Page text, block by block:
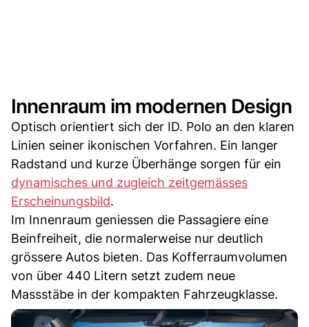
Innenraum im modernen Design
Optisch orientiert sich der ID. Polo an den klaren
Linien seiner ikonischen Vorfahren. Ein langer
Radstand und kurze Überhänge sorgen für ein
dynamisches und zugleich zeitgemässes
Erscheinungsbild.
Im Innenraum geniessen die Passagiere eine
Beinfreiheit, die normalerweise nur deutlich
grössere Autos bieten. Das Kofferraumvolumen
von über 440 Litern setzt zudem neue
Massstäbe in der kompakten Fahrzeugklasse.